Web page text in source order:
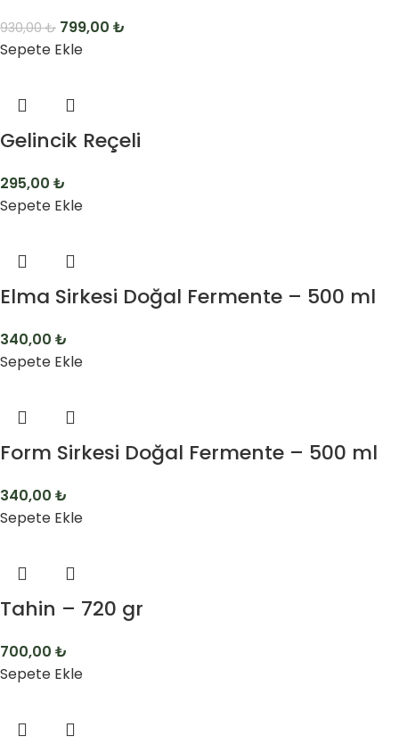
930,00₺ 799,00 ₺
Sepete Ekle
Gelincik Reçeli
295,00 ₺
Sepete Ekle
Elma Sirkesi Doğal Fermente – 500 ml
340,00 ₺
Sepete Ekle
Form Sirkesi Doğal Fermente – 500 ml
340,00 ₺
Sepete Ekle
Tahin – 720 gr
700,00 ₺
Sepete Ekle